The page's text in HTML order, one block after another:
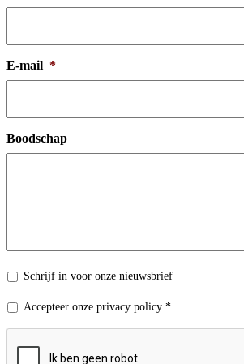
E-mail *
Boodschap
Nieuwsbrief
Schrijf in voor onze nieuwsbrief
Privacy
Accepteer onze privacy policy *